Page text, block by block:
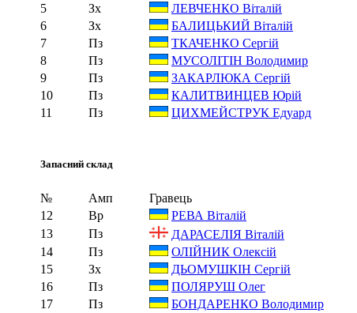
5
Зх ЛЕВЧЕНКО Віталій
6
Зх БАЛИЦЬКИЙ Віталій
7
Пз ТКАЧЕНКО Сергій
8
Пз МУСОЛІТІН Володимир
9
Пз ЗАКАРЛЮКА Сергій
10
Пз КАЛИТВИНЦЕВ Юрій
11
Пз ЦИХМЕЙСТРУК Едуард
Запасний склад
№ Амп Гравець
12
Вр РЕВА Віталій
13
Пз ДАРАСЕЛІЯ Віталій
14
Пз ОЛІЙНИК Олексій
15
Зх ДЬОМУШКІН Сергій
16
Пз ПОЛЯРУШ Олег
17
Пз БОНДАРЕНКО Володимир